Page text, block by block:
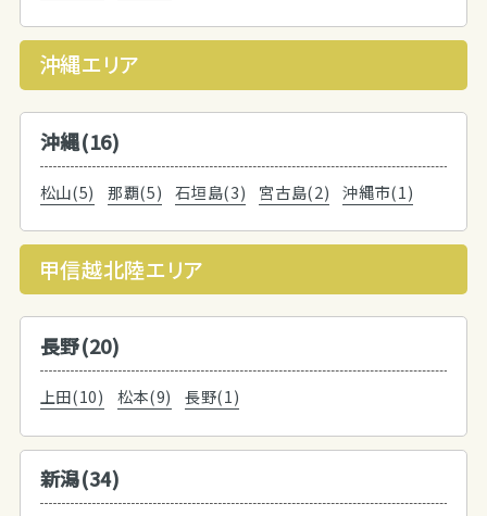
沖縄エリア
沖縄(16)
松山(5) 那覇(5) 石垣島(3) 宮古島(2) 沖縄市(1)
甲信越北陸エリア
長野(20)
上田(10) 松本(9) 長野(1)
新潟(34)